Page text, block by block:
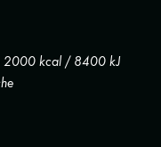
2000 kcal / 8400 kJ